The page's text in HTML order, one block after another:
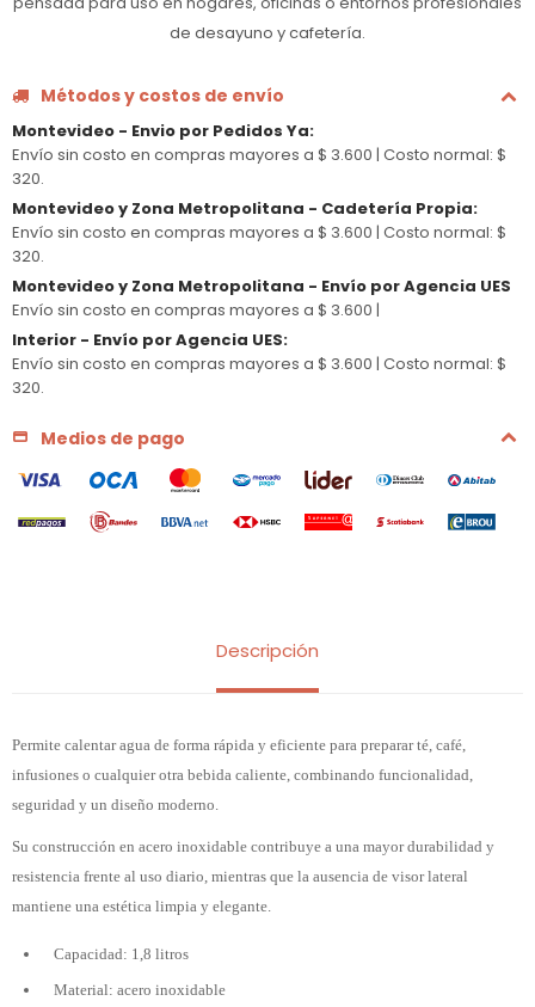
de desayuno y cafetería.
Métodos y costos de envío
Montevideo - Envio por Pedidos Ya:
Envío sin costo en compras mayores a $ 3.600 | Costo normal: $
320.
Montevideo y Zona Metropolitana - Cadetería Propia:
Envío sin costo en compras mayores a $ 3.600 | Costo normal: $
320.
Montevideo y Zona Metropolitana - Envío por Agencia UES
Envío sin costo en compras mayores a $ 3.600 |
Interior - Envío por Agencia UES:
Envío sin costo en compras mayores a $ 3.600 | Costo normal: $
320.
Medios de pago
Descripción
Permite calentar agua de forma rápida y eficiente para preparar té, café,
infusiones o cualquier otra bebida caliente, combinando funcionalidad,
seguridad y un diseño moderno.
Su construcción en acero inoxidable contribuye a una mayor durabilidad y
resistencia frente al uso diario, mientras que la ausencia de visor lateral
mantiene una estética limpia y elegante.
Capacidad: 1,8 litros
Material: acero inoxidable